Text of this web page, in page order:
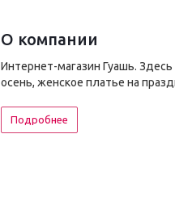
О компании
Интернет-магазин Гуашь.
осень, женское платье на
Подробнее